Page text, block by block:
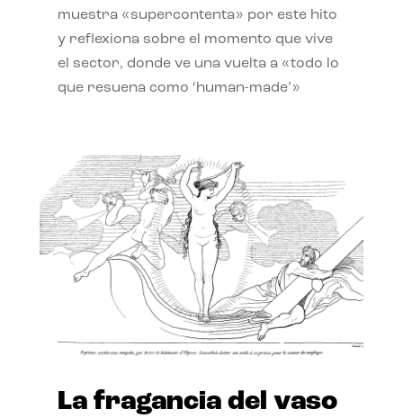
muestra «supercontenta» por este hito
y reflexiona sobre el momento que vive
el sector, donde ve una vuelta a «todo lo
que resuena como ‘human-made’»
La fragancia del vaso